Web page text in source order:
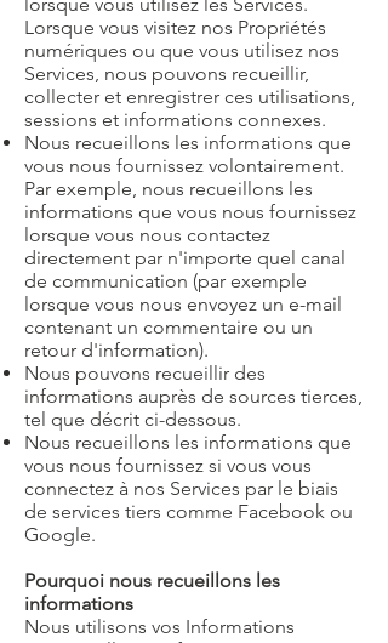
Lorsque vous visitez nos Propriétés
numériques ou que vous utilisez nos
Services, nous pouvons recueillir,
collecter et enregistrer ces utilisations,
sessions et informations connexes.
Nous recueillons les informations que
vous nous fournissez volontairement.
Par exemple, nous recueillons les
informations que vous nous fournissez
lorsque vous nous contactez
directement par n'importe quel canal
de communication (par exemple
lorsque vous nous envoyez un e-mail
contenant un commentaire ou un
retour d'information).
Nous pouvons recueillir des
informations auprès de sources tierces,
tel que décrit ci-dessous.
Nous recueillons les informations que
vous nous fournissez si vous vous
connectez à nos Services par le biais
de services tiers comme Facebook ou
Google.
Pourquoi nous recueillons les
informations
Nous utilisons vos Informations